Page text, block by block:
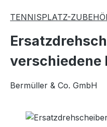
TENNISPLATZ-
verschiedene
Bermüller & Co. GmbH
Bildergalerie